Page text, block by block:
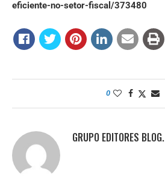
eficiente-no-setor-fiscal/373480
0
GRUPO EDITORES BLOG.